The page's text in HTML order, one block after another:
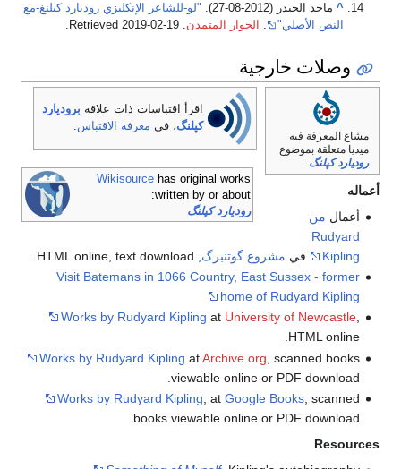
^ ماجد الحيدر (2012-08-27).
"لو-للشاعر الإنكليزي روديارد كبلنغ-مع
النص الأصلي"
الحوار المتمدن . Retrieved
2019-02-19
وصلات خارجية
اقرأ اقتباسات ذات علاقة بروديارد
كپلنگ، في معرفة الاقتباس.
Wikisourcehas original works
written by or about:
روديارد كپلنگ
مشاع المعرفة فيه
ميديا متعلقة بموضوع
روديارد كپلنگ.
أعماله
أعمال من
Rudyard
Kipling
في مشروع گوتنبرگ
Visit Batemans in 1066 Country, East Sussex - former
home of Rudyard Kipling
Works by Rudyard Kipling at University of Newcastle,
HTML online.
Works by Rudyard Kipling atArchive.org , scanned books
viewable online or PDF download.
Works by Rudyard Kipling , at Google Books, scanned
books viewable online or PDF download.
Resources